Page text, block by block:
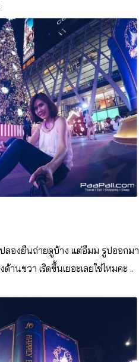
ปลองยืนถ่ายดูบ้าง แต่อืมม รูปออกมา
นขวา เริดขึ้นเยอะเลยใช่ไหมคะ ..